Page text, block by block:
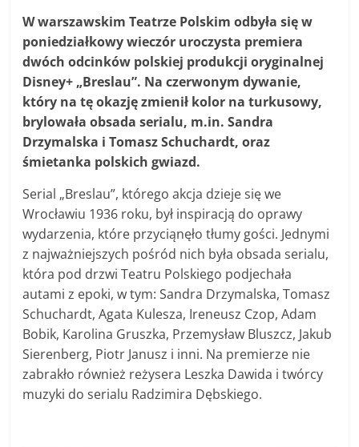
W warszawskim Teatrze Polskim odbyła się w
poniedziałkowy wieczór uroczysta premiera
dwóch odcinków polskiej produkcji oryginalnej
Disney+ „Breslau”. Na czerwonym dywanie,
który na tę okazję zmienił kolor na turkusowy,
brylowała obsada serialu, m.in. Sandra
Drzymalska i Tomasz Schuchardt, oraz
śmietanka polskich gwiazd.
Serial „Breslau”, którego akcja dzieje się we
Wrocławiu 1936 roku, był inspiracją do oprawy
wydarzenia, które przyciąnęło tłumy gości. Jednymi
z najważniejszych pośród nich była obsada serialu,
która pod drzwi Teatru Polskiego podjechała
autami z epoki, w tym: Sandra Drzymalska, Tomasz
Schuchardt, Agata Kulesza, Ireneusz Czop, Adam
Bobik, Karolina Gruszka, Przemysław Bluszcz, Jakub
Sierenberg, Piotr Janusz i inni. Na premierze nie
zabrakło również reżysera Leszka Dawida i twórcy
muzyki do serialu Radzimira Dębskiego.